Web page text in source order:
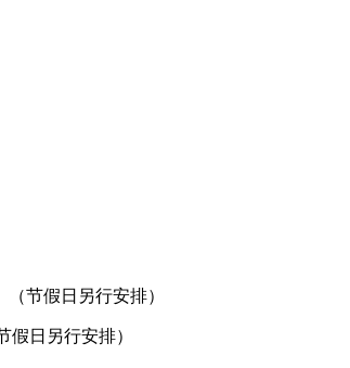
节假日另行安排）
日另行安排）